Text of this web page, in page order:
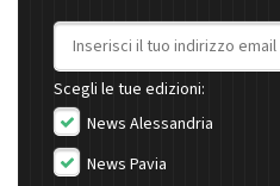
Indirizzo email
Scegli le tue edizioni:
News Alessandria
News Pavia